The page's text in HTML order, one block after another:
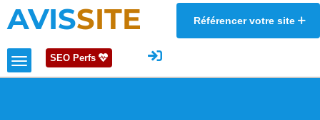
AVISSITE Référencer votre site
SEO Perfs